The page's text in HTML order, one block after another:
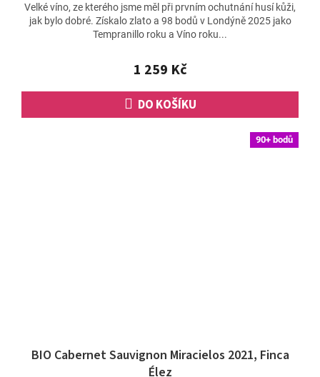
produktu
je
5,0
5
hvězdiček.
1 259 Kč
DO KOŠÍKU
Velké víno, ze kterého jsme měl při prvním ochutnání husí kůži,
jak bylo dobré. Získalo zlato a 98 bodů v Londýně 2025 jako
Tempranillo roku a Víno roku...
90+ bodů
BIO Cabernet Sauvignon Miracielos 2021, Finca
Élez